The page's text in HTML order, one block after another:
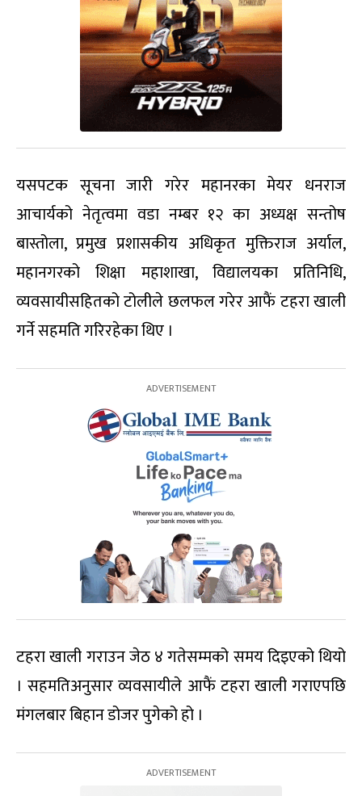
यसपटक सूचना जारी गरेर महानरका मेयर धनराज
आचार्यको नेतृत्वमा वडा नम्बर १२ का अध्यक्ष सन्तोष
बास्तोला, प्रमुख प्रशासकीय अधिकृत मुक्तिराज अर्याल,
महानगरको शिक्षा महाशाखा, विद्यालयका प्रतिनिधि,
व्यवसायीसहितको टोलीले छलफल गरेर आफैं टहरा खाली
गर्ने सहमति गरिरहेका थिए ।
टहरा खाली गराउन जेठ ४ गतेसम्मको समय दिइएको थियो
। सहमतिअनुसार व्यवसायीले आफैं टहरा खाली गराएपछि
मंगलबार बिहान डोजर पुगेको हो ।